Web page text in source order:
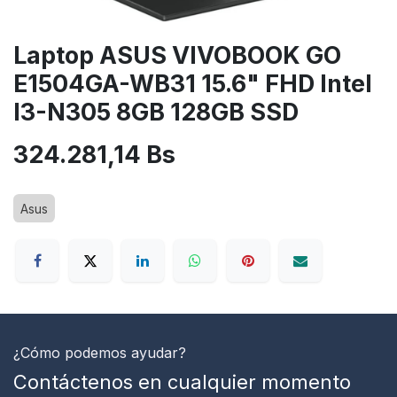
Laptop ASUS VIVOBOOK GO
E1504GA-WB31 15.6" FHD Intel
I3-N305 8GB 128GB SSD
324.281,14 Bs
Asus
¿Cómo podemos ayudar?
Contáctenos en cualquier momento